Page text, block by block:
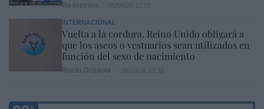
INTERNACIONAL
Vuelta a la cordura. Reino Unido obligará a
que los aseos o vestuarios sean utilizados en
función del sexo de nacimiento